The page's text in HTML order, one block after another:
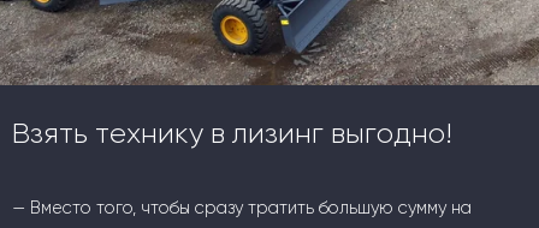
Взять технику в лизинг выгодно!
— Вместо того, чтобы сразу тратить большую сумму на